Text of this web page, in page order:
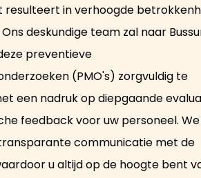
resulteert in verhoogde
deskundige team zal naar
preventieve
(PMO's) zorgvuldig te
een nadruk op diepgaande
feedback voor uw personeel. We
communicatie met de
u altijd op de hoogte bent